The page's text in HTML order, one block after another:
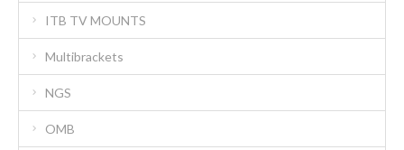
ITB TV MOUNTS
Multibrackets
NGS
OMB